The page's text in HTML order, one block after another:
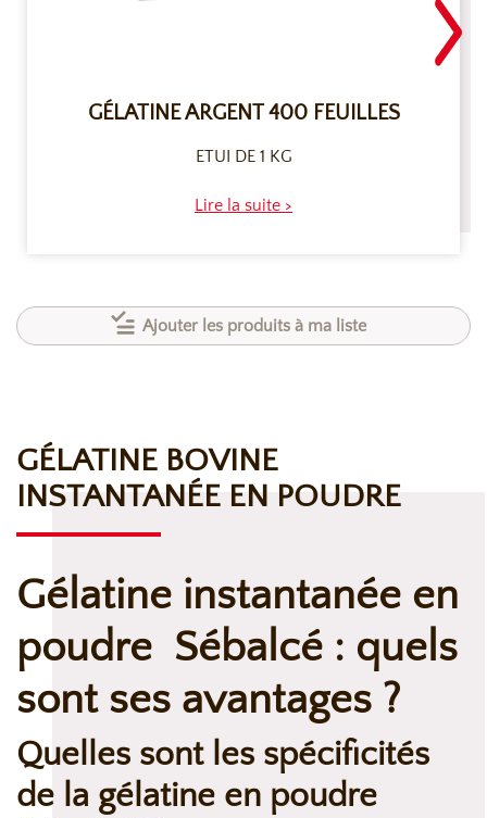
GÉLATINE ARGENT 400 FEUILLES
ETUI DE 1 KG
Lire la suite >
Ajouter les produits à ma liste
GÉLATINE BOVINE
INSTANTANÉE EN POUDRE
Gélatine instantanée en
poudre Sébalcé : quels
sont ses avantages ?
Quelles sont les spécificités
de la gélatine en poudre